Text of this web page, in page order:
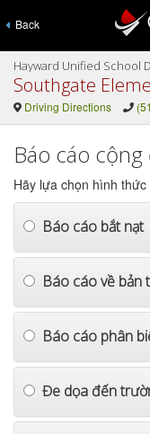
Back
Hayward Unified School
Southgate
Driving Directions
Báo cáo
Hãy lựa chọn hình
Báo cáo bắt nạt
Báo cáo về bản
Báo cáo phân
Đe dọa đến